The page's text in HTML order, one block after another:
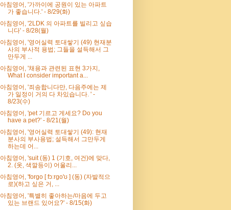
아침영어, '가까이에 공원이 있는 아파트
가 좋습니다.' - 8/29(화)
아침영어, '2LDK 의 아파트를 빌리고 싶습
니다' - 8/28(월)
아침영어, '영어실력 토대쌓기 (49) 현재분
사의 부사적 용법; 그들을 설득해서 그
만두게 ...
아침영어, '채용과 관련된 표현 3가지,
What I consider important a...
아침영어, '죄송합니다만, 다음주에는 제
가 일정이 거의 다 차있습니다. ' -
8/23(수)
아침영어, 'pet 기르고 게세요? Do you
have a pet?' - 8/21(월)
아침영어, '영어실력 토대쌓기 (49): 현재
분사의 부사용법; 설득해서 그만두게
하는데 어...
아침영어, 'suit (동) 1 (기호, 여건)에 맞다,
2. (옷, 색깔등이) 어울리...
아침영어, 'forgo [ fɔːrɡo'ʊ ] (동) (자발적으
로)(하고 싶은 거, ...
아침영어, '특별히 좋아하는/마음에 두고
있는 브랜드 있어요?' - 8/15(화)